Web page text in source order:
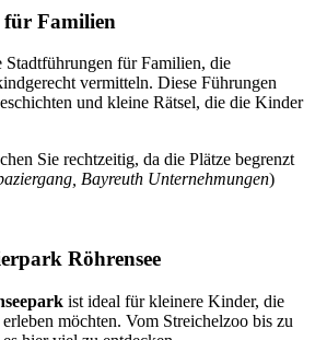
Familien
Stadtführungen für Familien, die
vermitteln. Diese Führungen
und kleine Rätsel, die die Kinder
Sie rechtzeitig, da die Plätze begrenzt
Bayreuth Unternehmungen)
Röhrensee
ist ideal für kleinere Kinder, die
möchten. Vom Streichelzoo bis zu